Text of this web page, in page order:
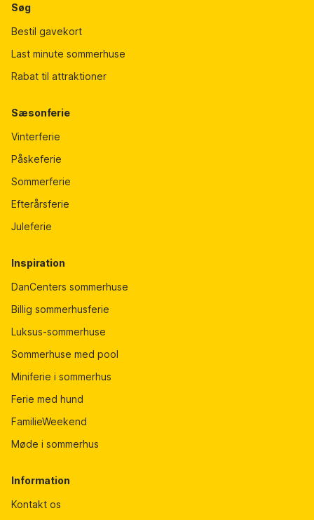
Søg
Bestil gavekort
Last minute sommerhuse
Rabat til attraktioner
Sæsonferie
Vinterferie
Påskeferie
Sommerferie
Efterårsferie
Juleferie
Inspiration
DanCenters sommerhuse
Billig sommerhusferie
Luksus-sommerhuse
Sommerhuse med pool
Miniferie i sommerhus
Ferie med hund
FamilieWeekend
Møde i sommerhus
Information
Kontakt os